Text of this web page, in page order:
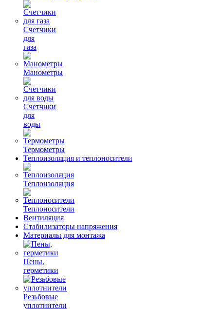
Счетчики
для
газа
Манометры
Счетчики
для
воды
Термометры
Теплоизоляция и теплоносители
Теплоизоляция
Теплоносители
Вентиляция
Стабилизаторы напряжения
Материалы для монтажа
Пены,
герметики
Резьбовые
уплотнители